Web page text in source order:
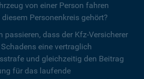
von einer Person fahren
Personenkreis gehört?
passieren, dass der Kfz-Versicherer
eine vertraglich
und gleichzeitig den Beitrag
für das laufende